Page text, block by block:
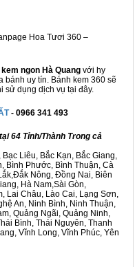
Hoa Tươi 360 –
ngon Hà Quang với hy
bánh uy tín. Bánh kem 360 sẽ
sử dụng dịch vụ tại đây.
- 0966 341 493
64 Tỉnh/Thành Trong cả
Liêu, Bắc Kạn, Bắc Giang,
Bình Phước, Bình Thuận, Cà
Nông, Đồng Nai, Biên
Hà Nam,Sài Gòn,
Lai Châu, Lào Cai, Lạng Sơn,
An, Ninh Bình, Ninh Thuận,
Quảng Ngãi, Quảng Ninh,
Bình, Thái Nguyên, Thanh
Vĩnh Long, Vĩnh Phúc, Yên